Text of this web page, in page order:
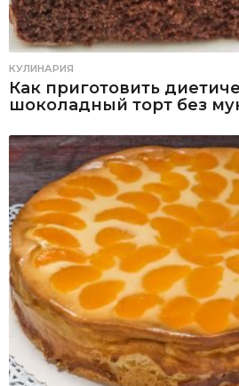
КУЛИНАРИЯ
Как приготовить
шоколадный торт без